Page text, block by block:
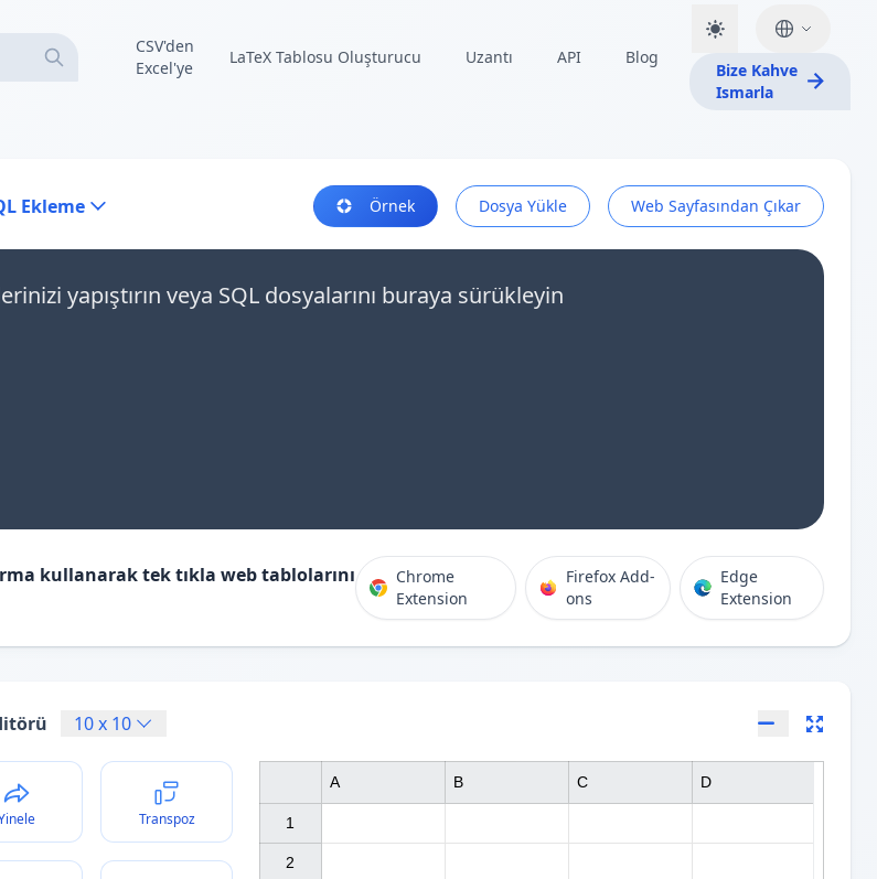
CSV'den
Excel'ye
LaTeX Tablosu Oluşturucu Uzantı API Blog
Bize Kahve
Ismarla
Ekleme Örnek Dosya Yükle Web Sayfasından Çıkar
yapıştırın veya SQL dosyalarını buraya sürükleyin
kullanarak tek tıkla web tablolarını
Chrome
Extension
Firefox Add-
ons
Edge
Extension
10x 10
Transpoz 1
2
A B C D